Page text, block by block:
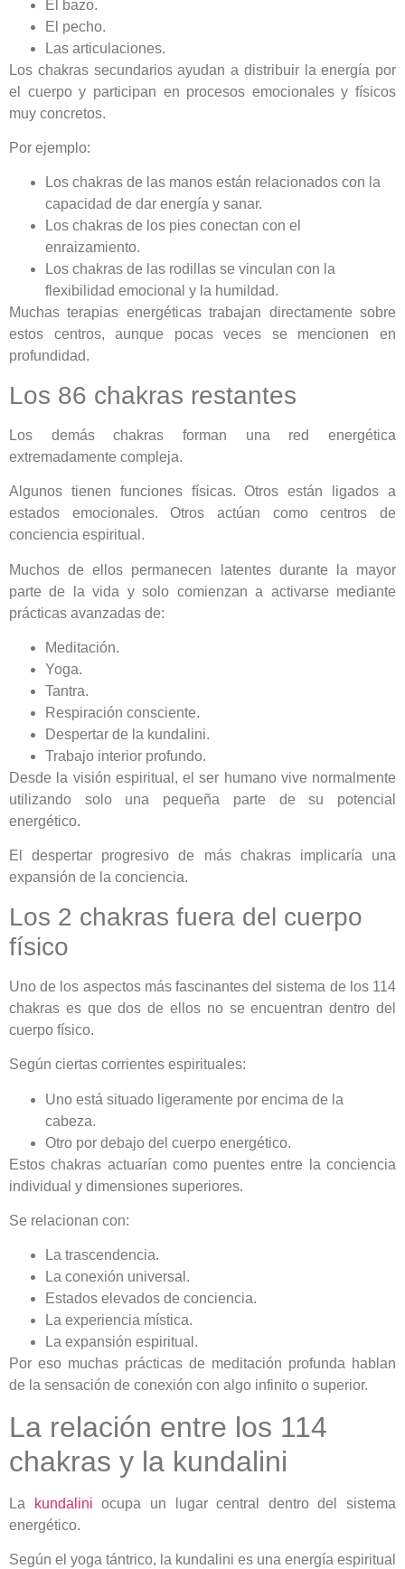
El bazo.
El pecho.
Las articulaciones.
Los chakras secundarios ayudan a distribuir la energía por
el cuerpo y participan en procesos emocionales y físicos
muy concretos.
Por ejemplo:
Los chakras de las manos están relacionados con la
capacidad de dar energía y sanar.
Los chakras de los pies conectan con el
enraizamiento.
Los chakras de las rodillas se vinculan con la
flexibilidad emocional y la humildad.
Muchas terapias energéticas trabajan directamente sobre
estos centros, aunque pocas veces se mencionen en
profundidad.
Los 86 chakras restantes
Los demás chakras forman una red energética
extremadamente compleja.
Algunos tienen funciones físicas. Otros están ligados a
estados emocionales. Otros actúan como centros de
conciencia espiritual.
Muchos de ellos permanecen latentes durante la mayor
parte de la vida y solo comienzan a activarse mediante
prácticas avanzadas de:
Meditación.
Yoga.
Tantra.
Respiración consciente.
Despertar de la kundalini.
Trabajo interior profundo.
Desde la visión espiritual, el ser humano vive normalmente
utilizando solo una pequeña parte de su potencial
energético.
El despertar progresivo de más chakras implicaría una
expansión de la conciencia.
Los 2 chakras fuera del cuerpo
físico
Uno de los aspectos más fascinantes del sistema de los 114
chakras es que dos de ellos no se encuentran dentro del
cuerpo físico.
Según ciertas corrientes espirituales:
Uno está situado ligeramente por encima de la
cabeza.
Otro por debajo del cuerpo energético.
Estos chakras actuarían como puentes entre la conciencia
individual y dimensiones superiores.
Se relacionan con:
La trascendencia.
La conexión universal.
Estados elevados de conciencia.
La experiencia mística.
La expansión espiritual.
Por eso muchas prácticas de meditación profunda hablan
de la sensación de conexión con algo infinito o superior.
La relación entre los 114
chakras y la kundalini
La kundalini ocupa un lugar central dentro del sistema
energético.
Según el yoga tántrico, la kundalini es una energía espiritual